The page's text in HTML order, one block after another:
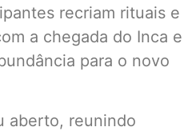
recriam rituais e
a chegada do Inca e
para o novo
aberto, reunindo